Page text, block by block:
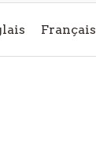
Français